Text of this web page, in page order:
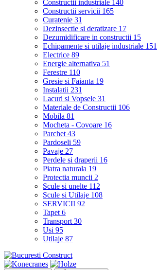
Constructii industriale 140
Constructii servicii 165
Curatenie 31
Dezinsectie si deratizare 17
Dezumidificare in constructii 15
Echipamente si utilaje industriale 151
Electrice 89
Energie alternativa 51
Ferestre 110
Gresie si Faianta 19
Instalatii 231
Lacuri si Vopsele 31
Materiale de Constructii 106
Mobila 81
Mocheta - Covoare 16
Parchet 43
Pardoseli 59
Pavaje 27
Perdele si draperii 16
Piatra naturala 19
Protectia muncii 2
Scule si unelte 112
Scule si Utilaje 108
SERVICII 92
Tapet 6
Transport 30
Usi 95
Utilaje 87